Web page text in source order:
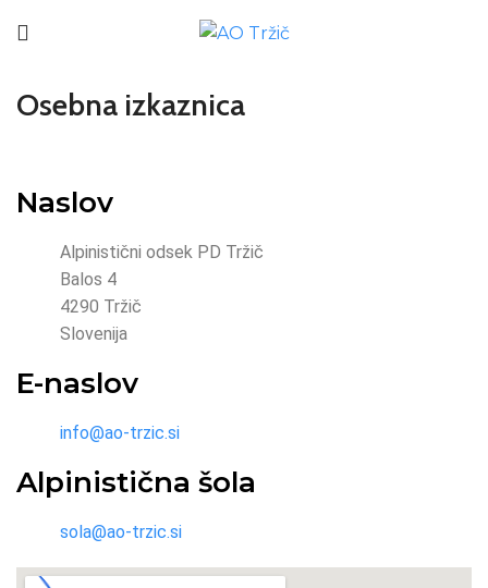
Osebna izkaznica
Naslov
Alpinistični odsek PD Tržič
Balos 4
4290 Tržič
Slovenija
E-naslov
info@ao-trzic.si
Alpinistična šola
sola@ao-trzic.si